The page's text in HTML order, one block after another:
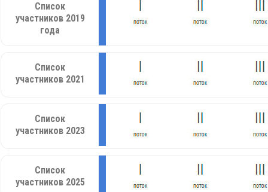
Список
участников 2019
года
Список
участников 2021
Список
участников 2023
Список
участников 2025